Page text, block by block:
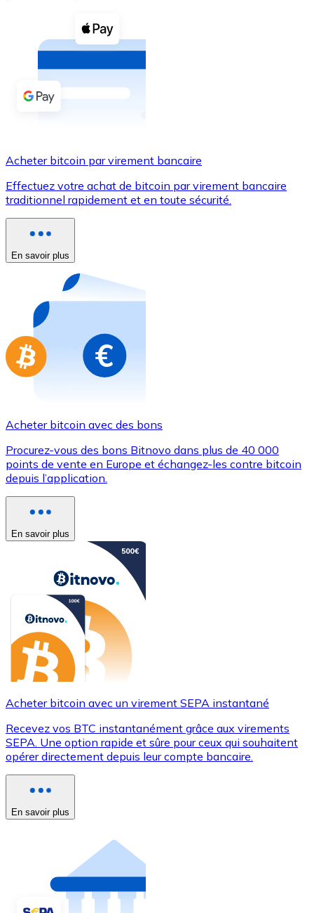
Coupons crypto
Achetez des cryptomonnaies en espèces et d'autres
Acheter avec espèces
Virement SEPA
Utilisez les cartes Visa et Mastercard pour acheter
Acheter avec carte
Nouveau
Achetez des cartes-cadeaux de vos marques
Aller à la boutique de cartes-cadeaux
Acheter bitcoin par virement bancaire
Effectuez votre achat de bitcoin par virement bancaire
traditionnel rapidement et en toute sécurité.
En savoir plus
Acheter bitcoin avec des bons
Procurez-vous des bons Bitnovo dans plus de 40 000
points de vente en Europe et échangez-les contre bitcoin
depuis l’application.
En savoir plus
Acheter bitcoin avec un virement SEPA instantané
Recevez vos BTC instantanément grâce aux virements
SEPA. Une option rapide et sûre pour ceux qui souhaitent
opérer directement depuis leur compte bancaire.
En savoir plus